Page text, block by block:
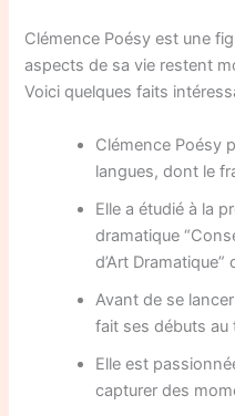
Clémence Poésy est une
aspects de sa vie restent
Voici quelques faits
Clémence Poésy
langues, dont le
Elle a étudié à la
dramatique
d’Art Dramatique”
Avant de se
fait ses débuts au
Elle est
capturer des